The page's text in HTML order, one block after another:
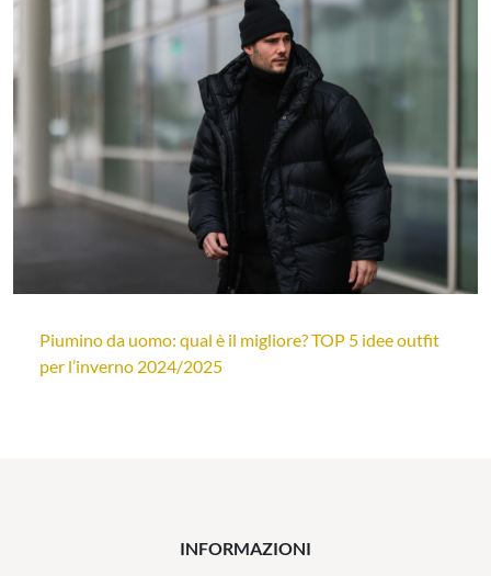
Piumino da uomo: qual è il migliore? TOP 5 idee outfit
per l’inverno 2024/2025
INFORMAZIONI